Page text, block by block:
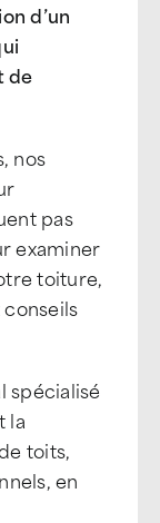
d’un
de
nos
pas
examiner
toiture,
spécialisé
la
toits,
en